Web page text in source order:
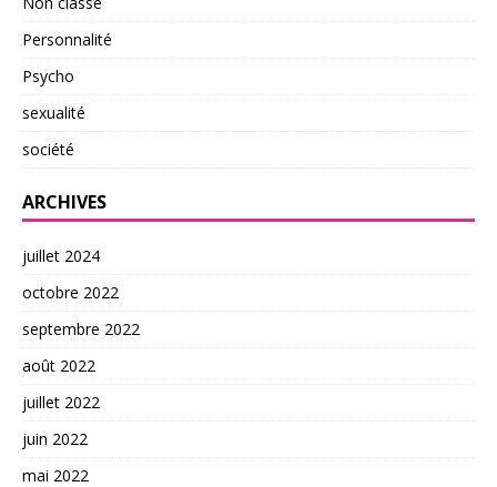
Personnalité
Psycho
sexualité
société
ARCHIVES
juillet 2024
octobre 2022
septembre 2022
août 2022
juillet 2022
juin 2022
mai 2022